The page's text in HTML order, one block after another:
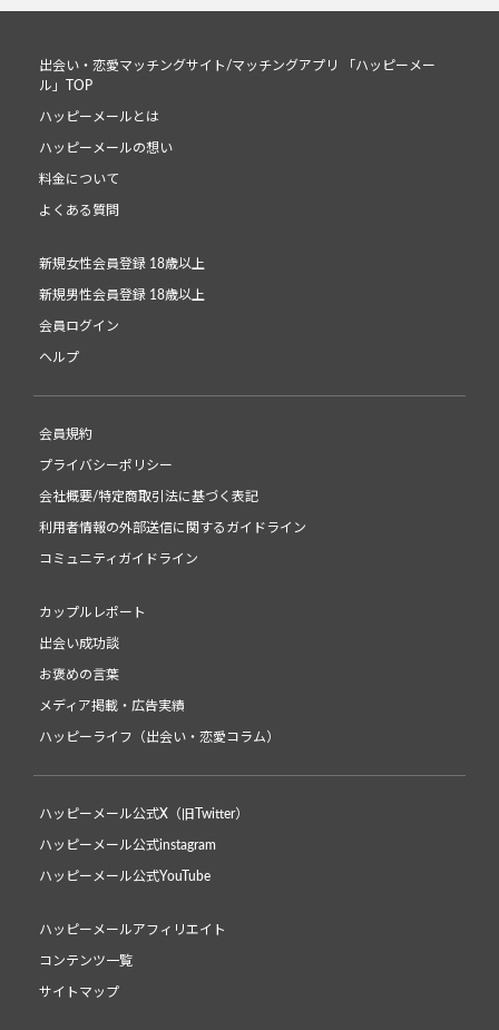
出会い・恋愛マッチングサイト/マッチングアプリ 「ハッピーメー
ル」TOP
ハッピーメールとは
ハッピーメールの想い
料金について
よくある質問
新規女性会員登録 18歳以上
新規男性会員登録 18歳以上
会員ログイン
ヘルプ
会員規約
プライバシーポリシー
会社概要/特定商取引法に基づく表記
利用者情報の外部送信に関するガイドライン
コミュニティガイドライン
カップルレポート
出会い成功談
お褒めの言葉
メディア掲載・広告実績
ハッピーライフ（出会い・恋愛コラム）
ハッピーメール公式X（旧Twitter）
ハッピーメール公式instagram
ハッピーメール公式YouTube
ハッピーメールアフィリエイト
コンテンツ一覧
サイトマップ